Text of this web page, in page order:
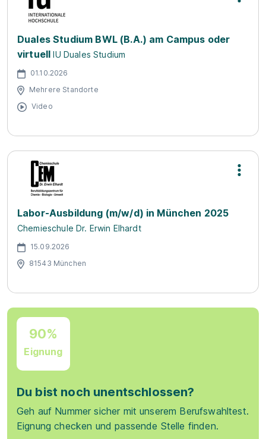
Duales Studium BWL (B.A.) am Campus oder
virtuell IU Duales Studium
01.10.2026
Mehrere Standorte
Video
Labor-Ausbildung (m/w/d) in München 2025
Chemieschule Dr. Erwin Elhardt
15.09.2026
81543 München
90%
Eignung
Du bist noch unentschlossen?
Geh auf Nummer sicher mit unserem Berufswahltest.
Eignung checken und passende Stelle finden.